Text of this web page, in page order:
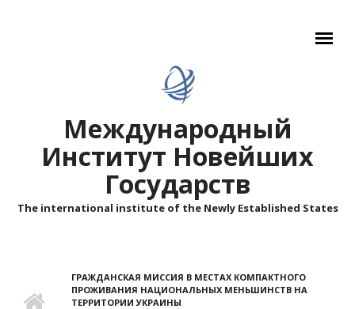
Международный
Институт Новейших
Государств
The international institute of the Newly Established States
ГРАЖДАНСКАЯ МИССИЯ В МЕСТАХ КОМПАКТНОГО
ПРОЖИВАНИЯ НАЦИОНАЛЬНЫХ МЕНЬШИНСТВ НА
ТЕРРИТОРИИ УКРАИНЫ